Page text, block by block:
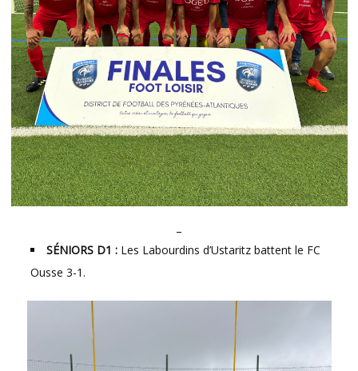
–
SÉNIORS D1 : Les Labourdins d’Ustaritz battent le FC
Ousse 3-1.